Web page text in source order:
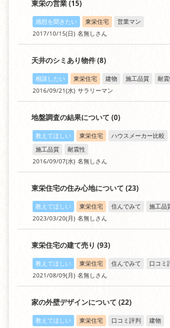
東栄の営業(15)
感想を聞きたい 東栄住宅
営業マン
2017/10/15(日) 名無しさん
天井のシミあり物件(8)
相談したい 東栄住宅 建物 施工品質
耐
2016/09/21(水) サラリーマン
地盤調査の結果について (0)
教えてほしい 東栄住宅 ハウスメーカー比較
施工品質
耐震性
2016/09/07(水) 名無しさん
東栄住宅の住み心地について (23)
教えてほしい 東栄住宅 住んでみて 施工品
2023/03/20(月) 名無しさん
東栄住宅の建て売り (93)
教えてほしい 東栄住宅 住んでみて 口コミ
2021/08/09(月) 名無しさん
家の外壁デザインについて (22)
教えてほしい 東栄住宅 口コミ評判
建物